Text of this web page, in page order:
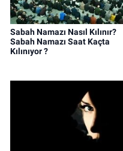
Sabah Namazı Nasıl Kılınır?
Sabah Namazı Saat Kaçta
Kılınıyor ?